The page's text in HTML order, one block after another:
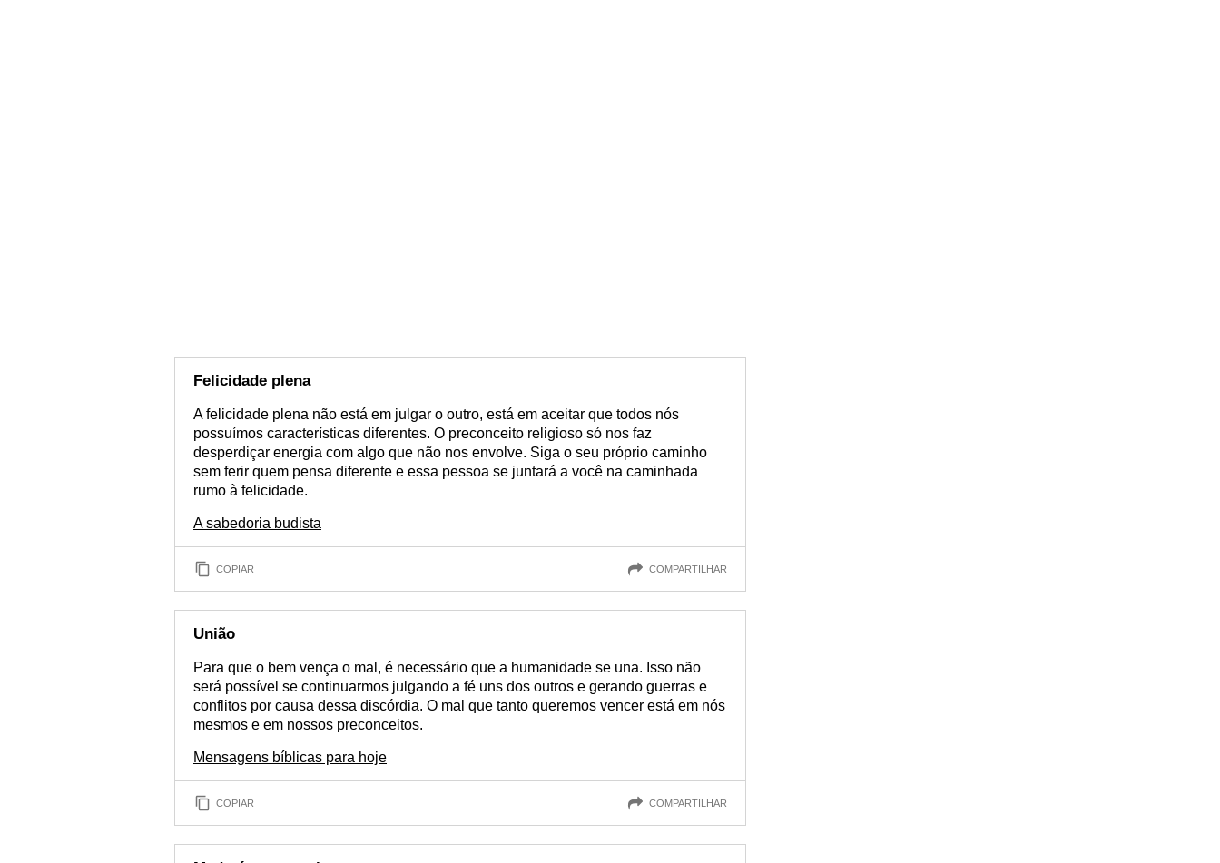
Felicidade plena
A felicidade plena não está em julgar o outro, está em aceitar que todos nós
possuímos características diferentes. O preconceito religioso só nos faz
desperdiçar energia com algo que não nos envolve. Siga o seu próprio caminho
sem ferir quem pensa diferente e essa pessoa se juntará a você na caminhada
rumo à felicidade.
A sabedoria budista
COPIAR COMPARTILHAR
União
Para que o bem vença o mal, é necessário que a humanidade se una. Isso não
será possível se continuarmos julgando a fé uns dos outros e gerando guerras e
conflitos por causa dessa discórdia. O mal que tanto queremos vencer está em nós
mesmos e em nossos preconceitos.
Mensagens bíblicas para hoje
COPIAR COMPARTILHAR